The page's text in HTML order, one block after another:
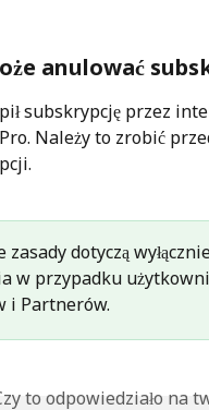
anulować
subskrypcję przez
Należy to zrobić
zasady dotyczą
w przypadku
i Partnerów.
to odpowiedziało na